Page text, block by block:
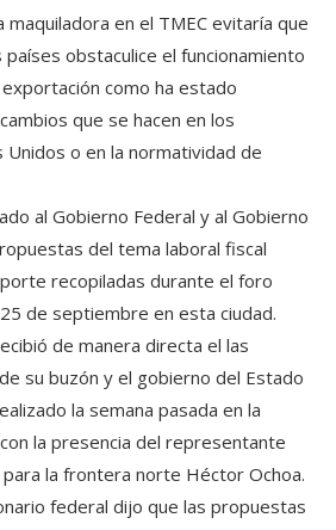
maquiladora en el TMEC evitaría que
obstaculice el funcionamiento
como ha estado
que se hacen en los
o en la normatividad de
al Gobierno Federal y al Gobierno
del tema laboral fiscal
recopiladas durante el foro
de septiembre en esta ciudad.
de manera directa el las
su buzón y el gobierno del Estado
la semana pasada en la
la presencia del representante
la frontera norte Héctor Ochoa.
federal dijo que las propuestas